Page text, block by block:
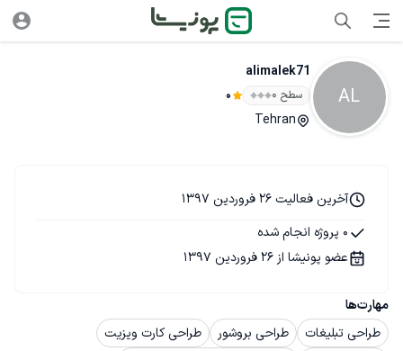
AL
alimalek71
سطح ۰ 0
Tehran
مهارت‌ها
طراحی تبلیغات
طراحی بروشور
طراحی کارت ویزیت
آخرین فعالیت 26 فروردین 1397
0 پروژه انجام شده
عضو پونیشا از 26 فروردین 1397